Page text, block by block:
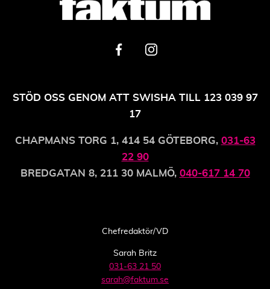
STÖD OSS GENOM ATT SWISHA TILL 123 039 97
17
CHAPMANS TORG 1, 414 54 GÖTEBORG, 031-63
22 90
BREDGATAN 8, 211 30 MALMÖ, 040-617 14 70
Chefredaktör/VD
Sarah Britz
031-63 21 50
sarah@faktum.se